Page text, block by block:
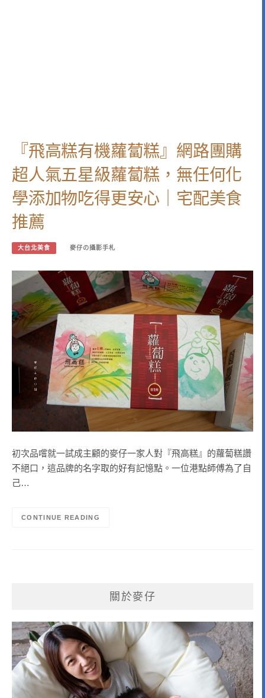
『飛高糕有機蘿蔔糕』網路團購
超人氣五星級蘿蔔糕，無任何化
學添加物吃得更安心｜宅配美食
推薦
大台北美食 麥仔の攝影手札
初次品嚐就一試成主顧的麥仔一家人對『飛高糕』的蘿蔔糕讚
不絕口，這品牌的名字取的好有記憶點。一位港點師傅為了自
己…
CONTINUE READING
關於麥仔